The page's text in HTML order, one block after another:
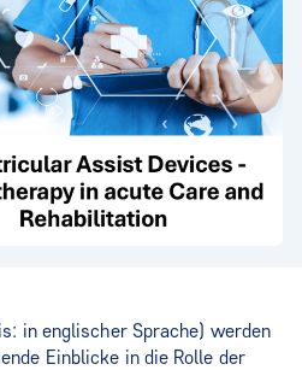
in englischer Sprache) werden
Einblicke in die Rolle der